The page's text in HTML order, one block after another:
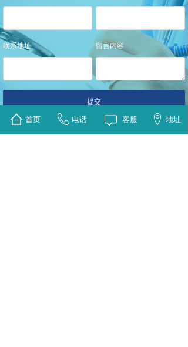
联系地址 留言内容
提交
首页 电话 客服 地址